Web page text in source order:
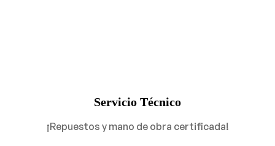
Servicio Técnico
¡Repuestos y mano de obra certificada!